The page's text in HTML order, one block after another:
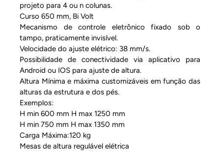
projeto para 4 ou n colunas.
Curso 650 mm, Bi Volt
Mecanismo de controle eletrônico fixado sob o
tampo, praticamente invisível.
Velocidade do ajuste elétrico: 38 mm/s.
Possibilidade de conectividade via aplicativo para
Android ou IOS para ajuste de altura.
Altura Mínima e máxima customizáveis em função das
alturas da estrutura e dos pés.
Exemplos:
H min 600 mm H max 1250 mm
H min 750 mm H max 1350 mm
Carga Máxima:120 kg
Mesas de altura regulável elétrica